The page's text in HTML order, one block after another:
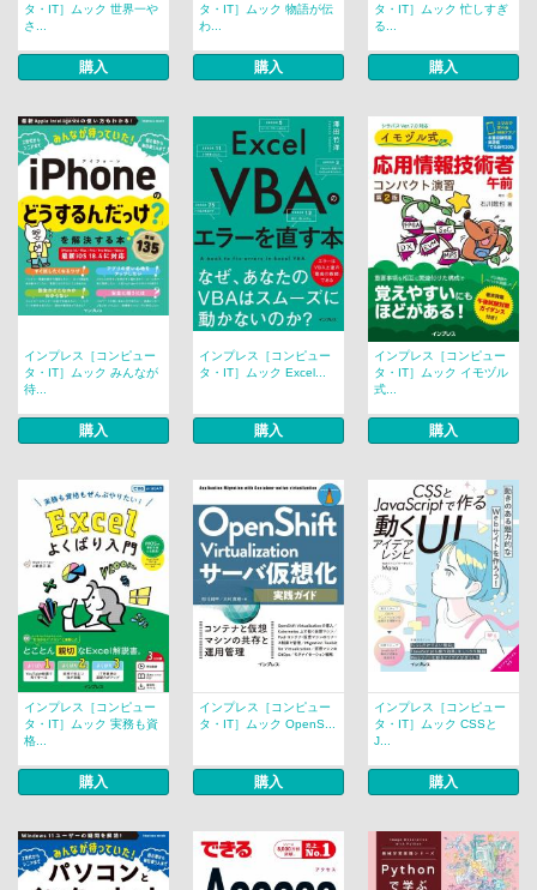
タ・IT］ムック 世界一や
さ...
購入
タ・IT］ムック 物語が伝
わ...
購入
タ・IT］ムック 忙しすぎ
る...
購入
インプレス［コンピュー
タ・IT］ムック みんなが
待...
購入
インプレス［コンピュー
タ・IT］ムック Excel...
購入
インプレス［コンピュー
タ・IT］ムック イモヅル
式...
購入
インプレス［コンピュー
タ・IT］ムック 実務も資
格...
購入
インプレス［コンピュー
タ・IT］ムック OpenS...
購入
インプレス［コンピュー
タ・IT］ムック CSSと
J...
購入